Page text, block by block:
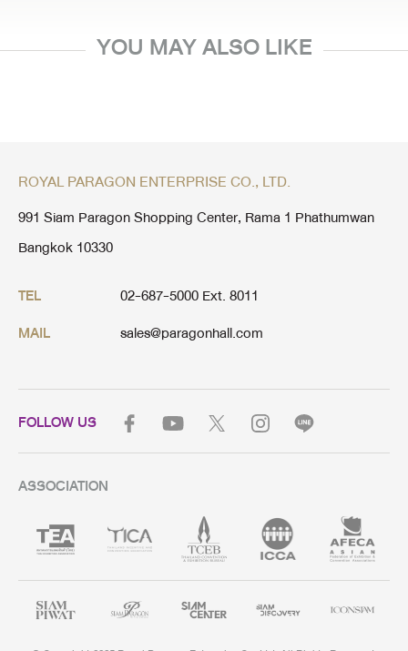
YOU MAY ALSO LIKE
ROYAL PARAGON ENTERPRISE CO., LTD.
991 Siam Paragon Shopping Center, Rama 1 Phathumwan
Bangkok 10330
TEL 02-687-5000 Ext. 8011
MAIL sales@paragonhall.com
FOLLOW US
ASSOCIATION